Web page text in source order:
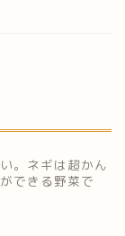
。ネギは超かん
できる野菜で